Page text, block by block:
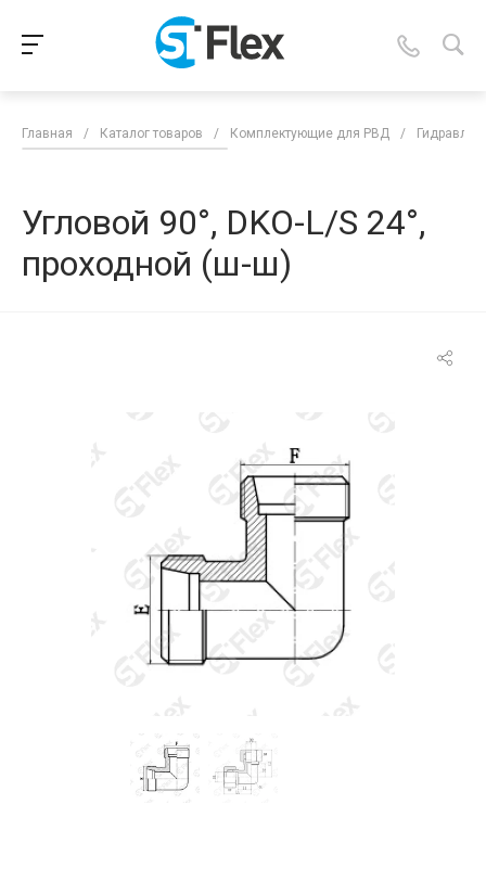
Главная / Каталог товаров / Комплектующие для РВД /
Угловой 90°, DKO-L/S 24°,
проходной (ш-ш)